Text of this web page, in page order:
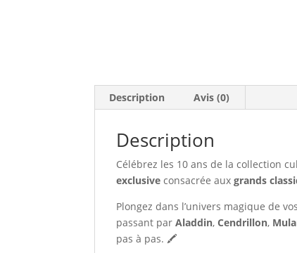
Description Avis (0)
Description
Célébrez les 10 ans de la collection
exclusive consacrée auxgrands
Plongez dans l’univers magique de
passant parAladdin,Cendrillon,
pas à pas. 🖍️